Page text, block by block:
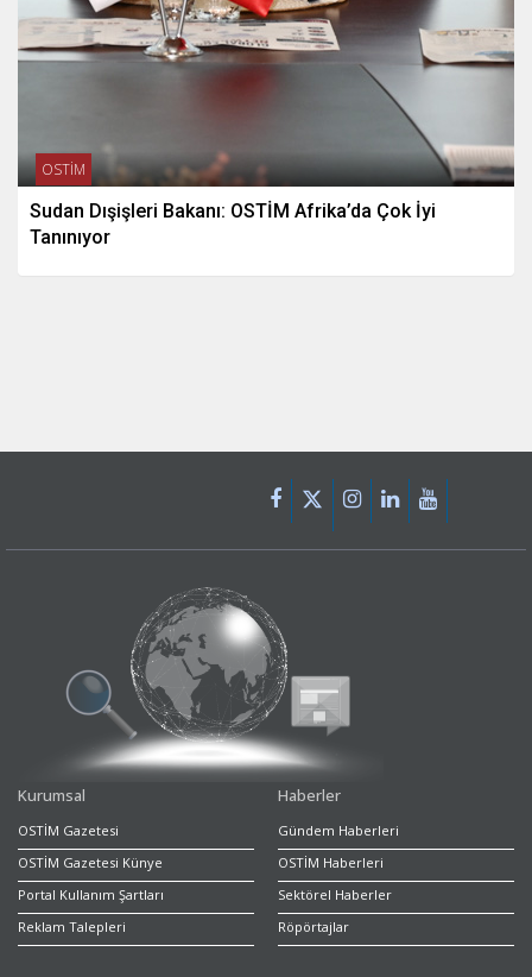
OSTİM
Sudan Dışişleri Bakanı: OSTİM Afrika’da Çok İyi
Tanınıyor
Kurumsal
OSTİM Gazetesi
OSTİM Gazetesi Künye
Portal Kullanım Şartları
Reklam Talepleri
Haberler
Gündem Haberleri
OSTİM Haberleri
Sektörel Haberler
Röpörtajlar